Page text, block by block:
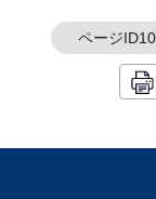
ページ